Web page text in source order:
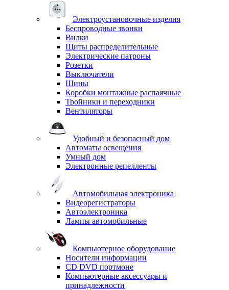
Электроустановочные изделия
Беспроводные звонки
Вилки
Щиты распределительные
Электрические патроны
Розетки
Выключатели
Шины
Коробки монтажные распаячные
Тройники и переходники
Вентиляторы
Удобный и безопасный дом
Автоматы освещения
Умный дом
Электронные репелленты
Автомобильная электроника
Видеорегистраторы
Автоэлектроника
Лампы автомобильные
Компьютерное оборудование
Носители информации
CD DVD портмоне
Компьютерные аксессуары и
принадлежности